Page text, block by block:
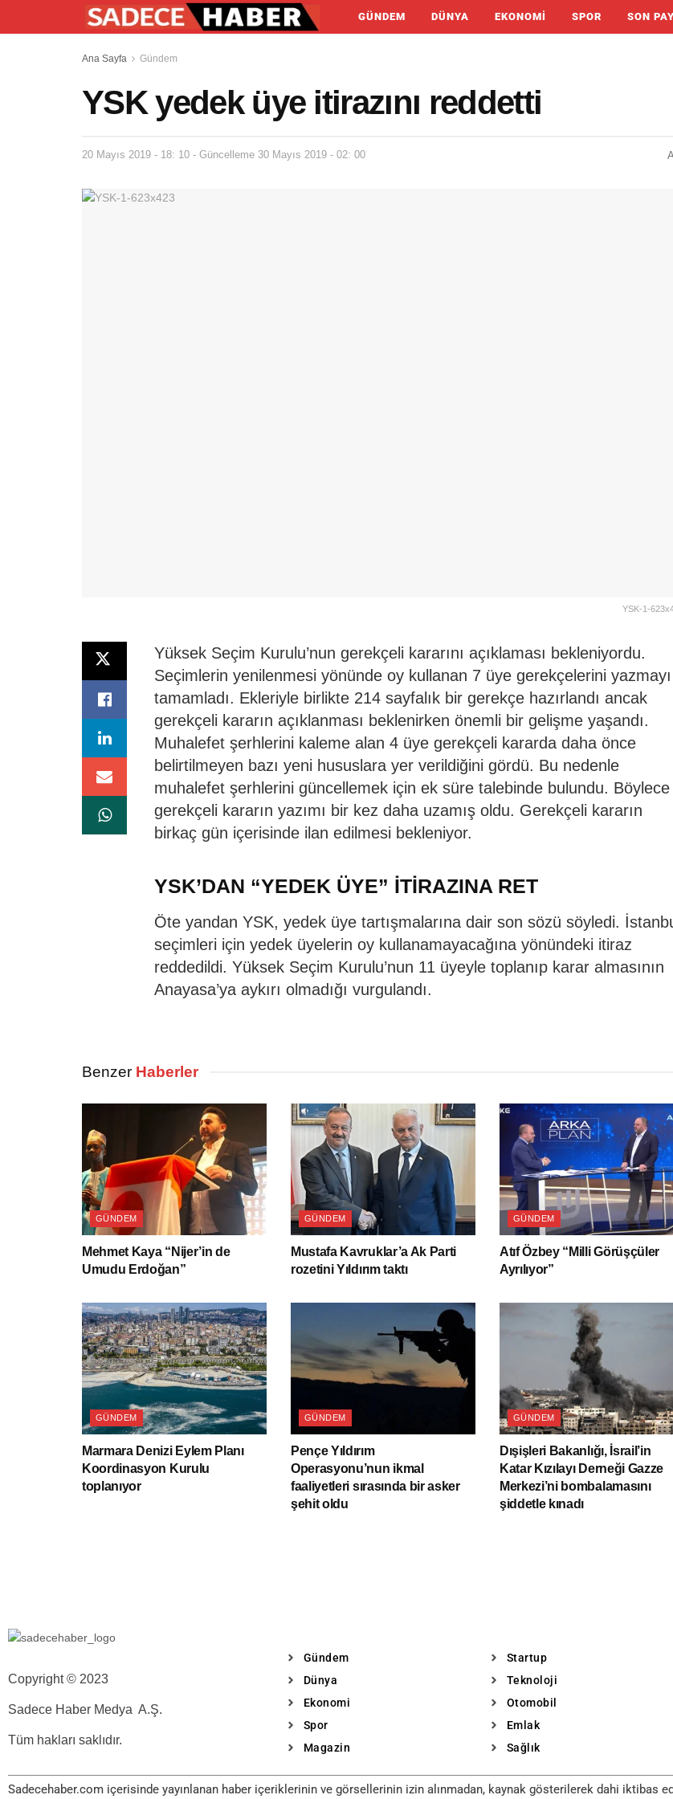
GÜNDEM DÜNYA EKONOMI SPOR SON
Ana Sayfa Gündem
YSK yedek üye itirazını reddetti
20 Mayıs 2019 - 18: 10 - Güncelleme 30 Mayıs 2019 - 02: 00 A
YSK-1-
Yüksek Seçim Kurulu’nun gerekçeli kararını açıklaması bekleniyordu.
Seçimlerin yenilenmesi yönünde oy kullanan 7 üye gerekçelerini yazmayı
tamamladı. Ekleriyle birlikte 214 sayfalık bir gerekçe hazırlandı ancak
gerekçeli kararın açıklanması beklenirken önemli bir gelişme yaşandı.
Muhalefet şerhlerini kaleme alan 4 üye gerekçeli kararda daha önce
belirtilmeyen bazı yeni hususlara yer verildiğini gördü. Bu nedenle
muhalefet şerhlerini güncellemek için ek süre talebinde bulundu. Böylece
gerekçeli kararın yazımı bir kez daha uzamış oldu. Gerekçeli kararın
birkaç gün içerisinde ilan edilmesi bekleniyor.
YSK’DAN “YEDEK ÜYE” İTİRAZINA RET
Öte yandan YSK, yedek üye tartışmalarına dair son sözü söyledi.
seçimleri için yedek üyelerin oy kullanamayacağına yönündeki itiraz
reddedildi. Yüksek Seçim Kurulu’nun 11 üyeyle toplanıp karar almasının
Anayasa’ya aykırı olmadığı vurgulandı.
Benzer Haberler
GÜNDEM
Mehmet Kaya “Nijer’in de
Umudu Erdoğan”
GÜNDEM
Mustafa Kavruklar’a Ak Parti
rozetini Yıldırım taktı
GÜNDEM
Atıf Özbey “Milli Görüşçüler
Ayrılıyor”
GÜNDEM
Marmara Denizi Eylem Planı
Koordinasyon Kurulu
toplanıyor
GÜNDEM
Pençe Yıldırım
Operasyonu’nun ikmal
faaliyetleri sırasında bir asker
şehit oldu
GÜNDEM
Dışişleri Bakanlığı, İsrail’in
Katar Kızılayı Derneği Gazze
Merkezi’ni bombalamasını
şiddetle kınadı
Copyright © 2023
Sadece Haber Medya A.Ş.
Tüm hakları saklıdır.
Gündem
Dünya
Ekonomi
Spor
Magazin
Startup
Teknoloji
Otomobil
Emlak
Sağlık
Sadecehaber.com içerisinde yayınlanan haber içeriklerinin ve görsellerinin izin alınmadan, kaynak gösterilerek dahi iktibas